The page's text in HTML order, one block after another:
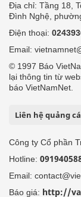
Địa chỉ: Tầng 18,
Đình Nghệ,
Điện thoại:
Email:
© 1997 Báo
lại thông tin từ
báo VietNamNet.
Liên hệ quảng
Công ty Cổ phần
Hotline:
Email:
Báo giá: http://